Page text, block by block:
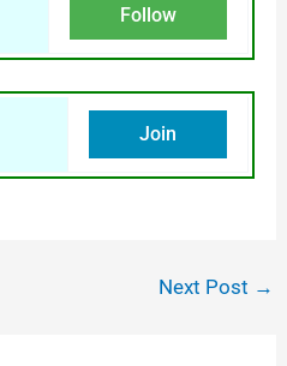
Follow
Join
Next Post →